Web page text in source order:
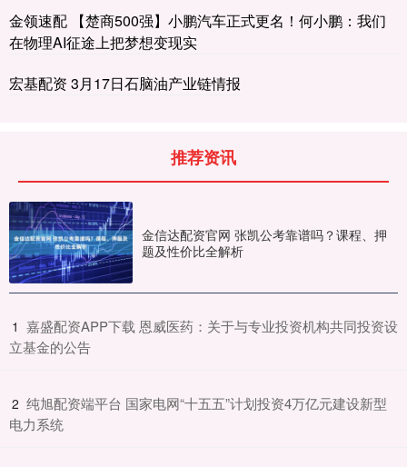
金领速配 【楚商500强】小鹏汽车正式更名！何小鹏：我们
在物理AI征途上把梦想变现实
宏基配资 3月17日石脑油产业链情报
推荐资讯
金信达配资官网 张凯公考靠谱吗？课程、押
题及性价比全解析
1 ​嘉盛配资APP下载 恩威医药：关于与专业投资机构共同投资设
立基金的公告
2 ​纯旭配资端平台 国家电网“十五五”计划投资4万亿元建设新型
电力系统